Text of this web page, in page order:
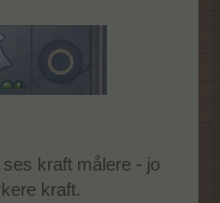
kraft målere - jo
kraft.